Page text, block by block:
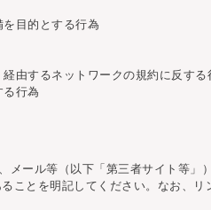
を目的とする行為
由するネットワークの規約に反する
る行為
ール等（以下「第三者サイト等」
ことを明記してください。なお、リ